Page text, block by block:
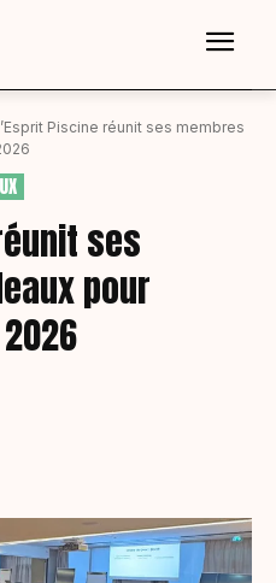
Piscine réunit ses membres
ses
pour